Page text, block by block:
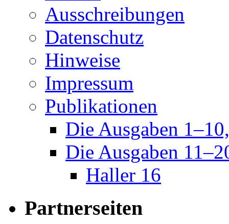
Ausschreibungen
Datenschutz
Hinweise
Impressum
Publikationen
Die Ausgaben
Die Ausgaben
Haller 16
Partnerseiten